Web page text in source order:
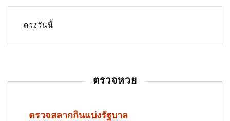
i
ดวงวันนี้
ตรวจหวย